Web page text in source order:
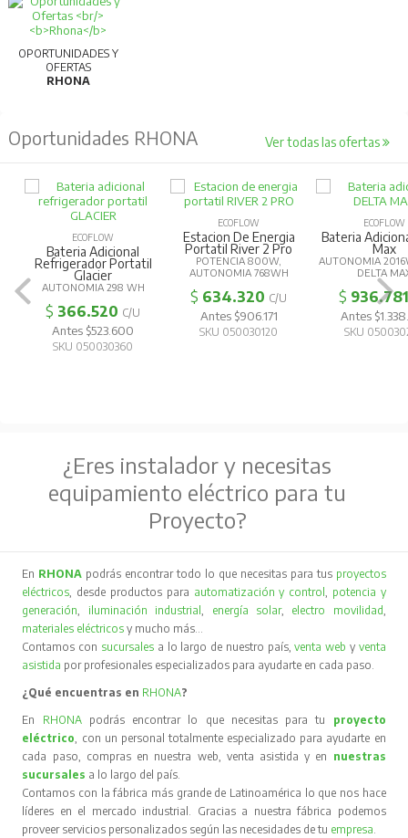
OPORTUNIDADES Y
OFERTAS
RHONA
Oportunidades RHONA Ver todas las ofertas
ECOFLOW
Bateria Adicional
Refrigerador Portatil
Glacier
AUTONOMIA 298 WH
$ 366.520 C/U
Antes $523.600
SKU 050030360
ECOFLOW
Estacion De Energia
Portatil River 2 Pro
POTENCIA 800W,
AUTONOMIA 768WH
$ 634.320 C/U
Antes $906.171
SKU 050030120
ECOFLOW
Bateria
Max
AUTONOMIA
DELTA
$ 936.781
Antes
SKU
¿Eres instalador y necesitas
equipamiento eléctrico para tu
Proyecto?
En RHONA podrás encontrar todo lo que necesitas para tus proyectos
eléctricos, desde productos para automatización y control, potencia y
generación, iluminación industrial, energía solar, electro movilidad,
materiales eléctricos y mucho más…
Contamos con sucursales a lo largo de nuestro país,venta web y venta
asistida por profesionales especializados para ayudarte en cada paso.
¿Qué encuentras en RHONA?
En RHONA podrás encontrar lo que necesitas para tu proyecto
eléctrico, con un personal totalmente especializado para ayudarte en
cada paso, compras en nuestra web, venta asistida y en nuestras
sucursales a lo largo del país.
Contamos con la fábrica más grande de Latinoamérica lo que nos hace
líderes en el mercado industrial. Gracias a nuestra fábrica podemos
proveer servicios personalizados según las necesidades de tu empresa.